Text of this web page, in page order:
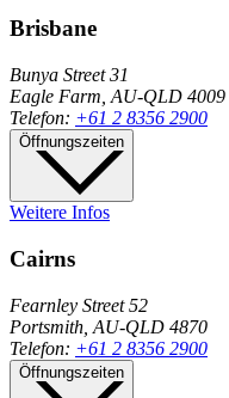
Brisbane
Bunya Street 31
Eagle Farm, AU-QLD 4009
Telefon: +61 2 8356 2900
Öffnungszeiten
Weitere Infos
Cairns
Fearnley Street 52
Portsmith, AU-QLD 4870
Telefon: +61 2 8356 2900
Öffnungszeiten